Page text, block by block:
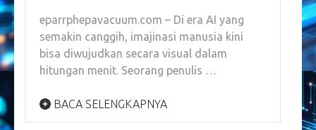
eparrphepavacuum.com – Di era AI yang
semakin canggih, imajinasi manusia kini
bisa diwujudkan secara visual dalam
hitungan menit. Seorang penulis …
BACA SELENGKAPNYA